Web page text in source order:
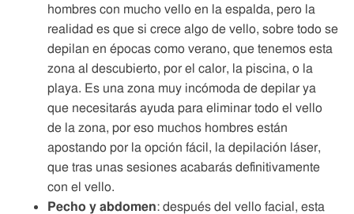
hombres con mucho vello en la espalda, pero la
realidad es que si crece algo de vello, sobre todo se
depilan en épocas como verano, que tenemos esta
zona al descubierto, por el calor, la piscina, o la
playa. Es una zona muy incómoda de depilar ya
que necesitarás ayuda para eliminar todo el vello
de la zona, por eso muchos hombres están
apostando por la opción fácil, la depilación láser,
que tras unas sesiones acabarás definitivamente
con el vello.
Pecho y abdomen: después del vello facial, esta